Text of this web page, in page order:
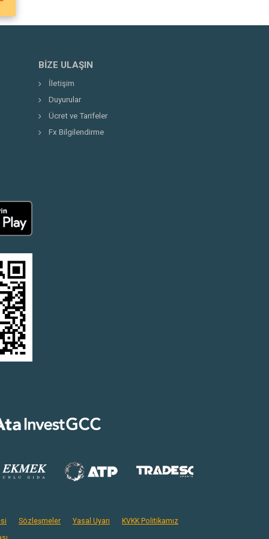
BIZE ULAŞIN
İletişim
Duyurular
Ücret ve Tarifeler
Fx Bilgilendirme
Sözleşmeler Yasal Uyarı
KVKK Politikamız